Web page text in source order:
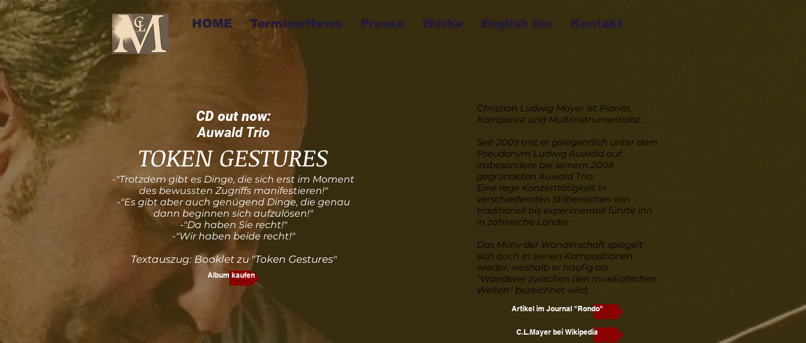
HOME Termine/News Presse Werke English bio Kontakt
CD out now:
Auwald Trio
TOKEN GESTURES
-"Trotzdem gibt es Dinge, die sich erst im Moment
des bewussten Zugriffs manifestieren!"
-"Es gibt aber auch genügend Dinge, die genau
dann beginnen sich aufzulösen!"
-"Da haben Sie recht!"
-"Wir haben beide recht!"
Textauszug: Booklet zu "Token Gestures"
Album kaufen
Christian Ludwig Mayer ist Pianist,
Komponist und Multiinstrumentalist.
Seit 2009 tritt er gelegentlich unter dem
Pseudonym Ludwig Auwald auf,
insbesondere bei seinem 2008
gegründeten Auwald Trio.
Eine rege Konzerttätigkeit in
verschiedensten Stilbereichen von
traditionell bis experimentell führte ihn
in zahlreiche Länder.
Das Motiv der Wanderschaft spiegelt
sich auch in seinen Kompositionen
wieder, weshalb er häufig als
"Wanderer zwischen den musikalischen
Welten" bezeichnet wird.
Artikel im Journal "Rondo"
C.L.Mayer bei Wikipedia